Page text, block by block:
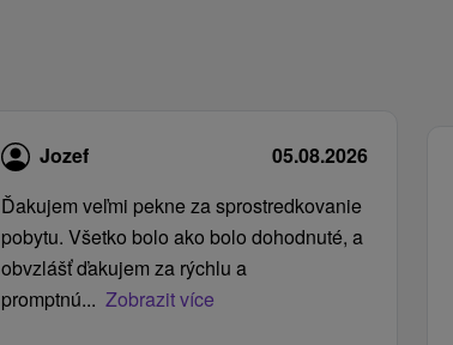
Jozef
05.08.2026
Ďakujem veľmi pekne za sprostredkovanie
pobytu. Všetko bolo ako bolo dohodnuté, a
obvzlášť ďakujem za rýchlu a
promptnú... Zobrazit více